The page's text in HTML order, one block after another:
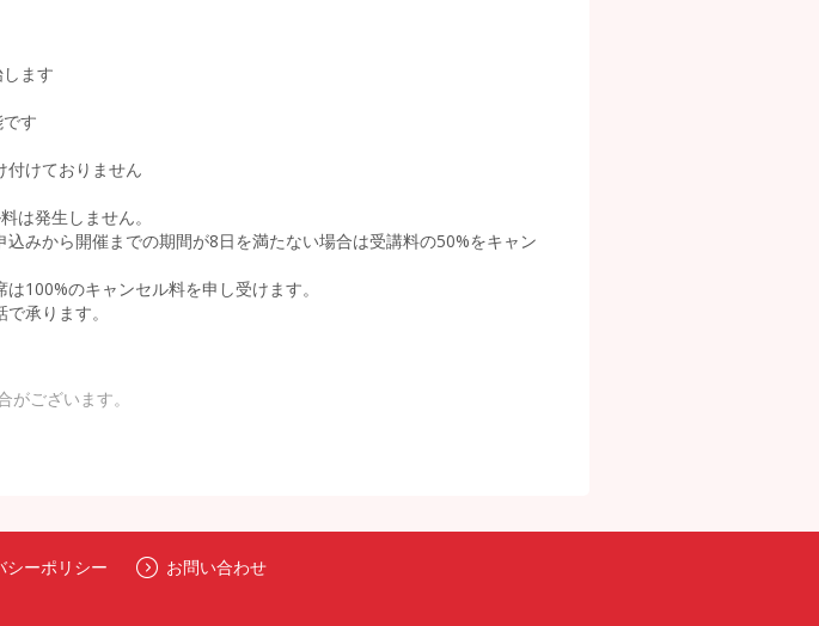
ます
す
付けておりません
は発生しません。
込みから開催までの期間が8日を満たない場合は受講料の50%をキャン
100%のキャンセル料を申し受けます。
承ります。
ございます。
シーポリシー お問い合わせ